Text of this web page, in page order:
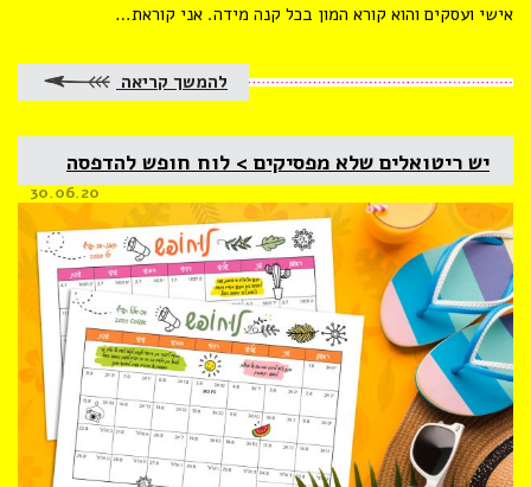
אישי ועסקים והוא קורא המון בכל קנה מידה. אני קוראת…
להמשך קריאה
יש ריטואלים שלא מפסיקים > לוח חופש להדפסה
Posted
on
30.06.20